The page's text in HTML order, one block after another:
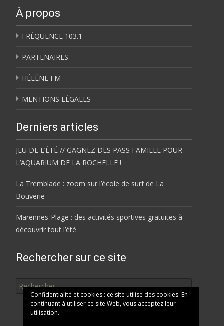
À propos
FRÉQUENCE 103.1
PARTENAIRES
HÉLÈNE FM
MENTIONS LÉGALES
Derniers articles
JEU DE L’ÉTÉ // GAGNEZ DES PASS FAMILLE POUR
L’AQUARIUM DE LA ROCHELLE !
La Tremblade : zoom sur l’école de surf de La
Bouverie
Marennes-Plage : des activités sportives gratuites à
découvrir tout l’été
Rechercher sur ce site
Confidentialité et cookies : ce site utilise des cookies. En
continuant à utiliser ce site Web, vous acceptez leur
utilisation.